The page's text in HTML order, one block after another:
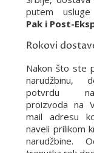
putem usluge
Pak i Post-
Rokovi
Nakon što ste
narudžbinu,
potvrdu
proizvoda na
mail adresu
naveli prilikom
narudžbine.